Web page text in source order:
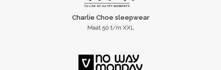
Charlie Choe sleepwear
Maat 50 t/m XXL